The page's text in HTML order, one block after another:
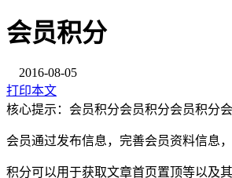
会员积分
2016-08-05
打印本文
核心提示：会员积分会员积分会员积分
会员通过发布信息，完善会员资料信息
积分可以用于获取文章首页置顶等以及